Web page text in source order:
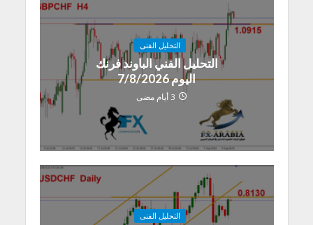
التحليل الفنى
التحليل الفني الباوند فرنك
اليوم 7/8/2026
3 أيام مضى
التحليل الفنى